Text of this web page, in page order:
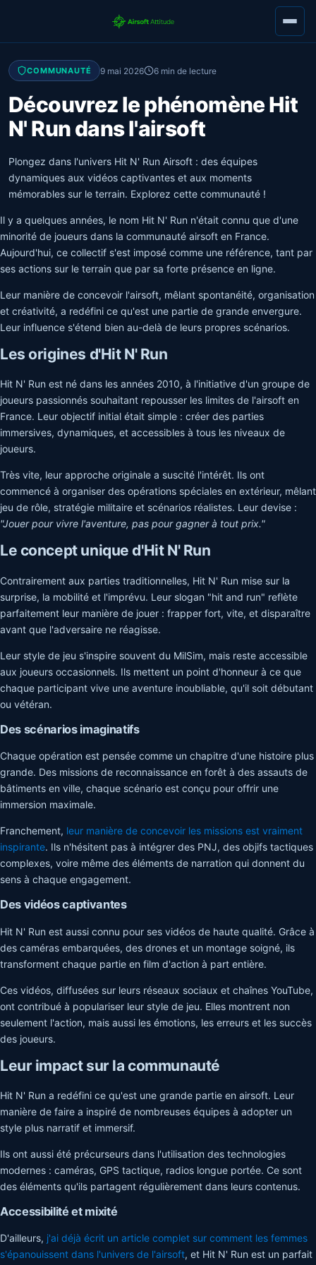
COMMUNAUTÉ 9 mai 2026 6 min de lecture
Découvrez le phénomène Hit
N' Run dans l'airsoft
Plongez dans l'univers Hit N' Run Airsoft : des équipes
dynamiques aux vidéos captivantes et aux moments
mémorables sur le terrain. Explorez cette communauté !
Il y a quelques années, le nom Hit N' Run n'était connu que d'une
minorité de joueurs dans la communauté airsoft en France.
Aujourd'hui, ce collectif s'est imposé comme une référence, tant par
ses actions sur le terrain que par sa forte présence en ligne.
Leur manière de concevoir l'airsoft, mêlant spontanéité, organisation
et créativité, a redéfini ce qu'est une partie de grande envergure.
Leur influence s'étend bien au-delà de leurs propres scénarios.
Les origines d'Hit N' Run
Hit N' Run est né dans les années 2010, à l'initiative d'un groupe de
joueurs passionnés souhaitant repousser les limites de l'airsoft en
France. Leur objectif initial était simple : créer des parties
immersives, dynamiques, et accessibles à tous les niveaux de
joueurs.
Très vite, leur approche originale a suscité l'intérêt. Ils ont
commencé à organiser des opérations spéciales en extérieur, mêlant
jeu de rôle, stratégie militaire et scénarios réalistes. Leur devise :
"Jouer pour vivre l'aventure, pas pour gagner à tout prix."
Le concept unique d'Hit N' Run
Contrairement aux parties traditionnelles, Hit N' Run mise sur la
surprise, la mobilité et l'imprévu. Leur slogan "hit and run" reflète
parfaitement leur manière de jouer : frapper fort, vite, et disparaître
avant que l'adversaire ne réagisse.
Leur style de jeu s'inspire souvent du MilSim, mais reste accessible
aux joueurs occasionnels. Ils mettent un point d'honneur à ce que
chaque participant vive une aventure inoubliable, qu'il soit débutant
ou vétéran.
Des scénarios imaginatifs
Chaque opération est pensée comme un chapitre d'une histoire plus
grande. Des missions de reconnaissance en forêt à des assauts de
bâtiments en ville, chaque scénario est conçu pour offrir une
immersion maximale.
Franchement, leur manière de concevoir les missions est vraiment
inspirante. Ils n'hésitent pas à intégrer des PNJ, des objifs tactiques
complexes, voire même des éléments de narration qui donnent du
sens à chaque engagement.
Des vidéos captivantes
Hit N' Run est aussi connu pour ses vidéos de haute qualité. Grâce à
des caméras embarquées, des drones et un montage soigné, ils
transforment chaque partie en film d'action à part entière.
Ces vidéos, diffusées sur leurs réseaux sociaux et chaînes YouTube,
ont contribué à populariser leur style de jeu. Elles montrent non
seulement l'action, mais aussi les émotions, les erreurs et les succès
des joueurs.
Leur impact sur la communauté
Hit N' Run a redéfini ce qu'est une grande partie en airsoft. Leur
manière de faire a inspiré de nombreuses équipes à adopter un
style plus narratif et immersif.
Ils ont aussi été précurseurs dans l'utilisation des technologies
modernes : caméras, GPS tactique, radios longue portée. Ce sont
des éléments qu'ils partagent régulièrement dans leurs contenus.
Accessibilité et mixité
D'ailleurs, j'ai déjà écrit un article complet sur comment les femmes
s'épanouissent dans l'univers de l'airsoft, et Hit N' Run est un parfait